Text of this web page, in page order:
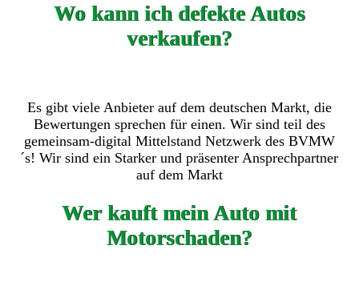
Wo kann ich defekte Autos
verkaufen?
Es gibt viele Anbieter auf dem deutschen Markt, die
Bewertungen sprechen für einen. Wir sind teil des
gemeinsam-digital Mittelstand Netzwerk des BVMW
´s! Wir sind ein Starker und präsenter Ansprechpartner
auf dem Markt
Wer kauft mein Auto mit
Motorschaden?